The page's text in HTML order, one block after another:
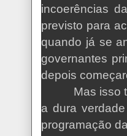
incoerências
previsto para
quando já se
governantes
depois
Mas isso
a dura
programação